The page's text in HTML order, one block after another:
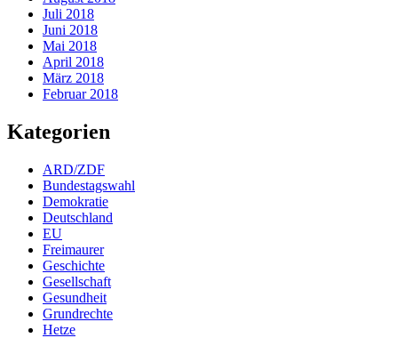
Juli 2018
Juni 2018
Mai 2018
April 2018
März 2018
Februar 2018
Kategorien
ARD/ZDF
Bundestagswahl
Demokratie
Deutschland
EU
Freimaurer
Geschichte
Gesellschaft
Gesundheit
Grundrechte
Hetze